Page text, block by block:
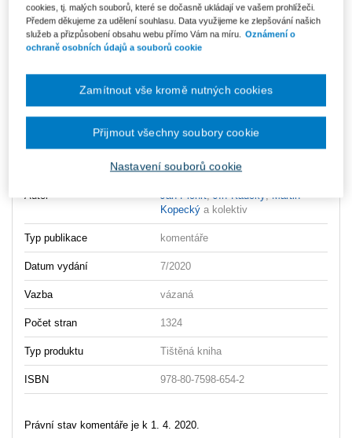
ks Vložit do košíku
OBSAH_Zakon_o_statni_sluzbe_Komentar_2.vydani
UKAZKA_Zakon_o_statni_sluzbe_Komentar_2.vydani
Wolters Kluwer
Autor Jan Pichrt ,JIří Kaucký
Martin
Kopecký a kolektiv
Typ publikace komentáře
Datum vydání 7/2020
Vazba vázaná
Počet stran 1324
Typ produktu Tištěná kniha
ISBN 978-80-7598-654-2
Právní stav komentáře je k 1. 4. 2020.
cookies, tj. malých souborů, které se dočasně ukládají ve vašem prohlížeči.
Předem děkujeme za udělení souhlasu. Data využijeme ke zlepšování našich
služeb a přizpůsobení obsahu webu přímo Vám na míru.
Oznámení o
ochraně osobních údajů a souborů cookie
Nastavení souborů cookie
Zamítnout vše kromě nutných cookies
Přijmout všechny soubory cookie